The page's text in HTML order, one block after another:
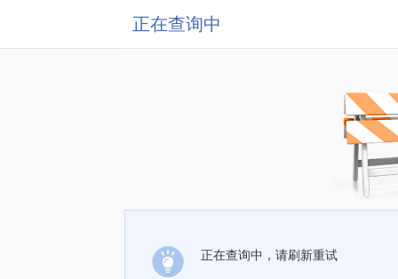
正在查询中
正在查询中，请刷新重试